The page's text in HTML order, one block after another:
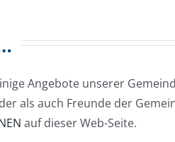
Angebote unserer
als auch Freunde der
auf dieser Web-Seite.